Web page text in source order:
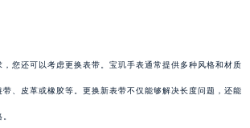
您还可以考虑更换表带。宝玑手表通常提供多种风格和材质
、皮革或橡胶等。更换新表带不仅能够解决长度问题，还能